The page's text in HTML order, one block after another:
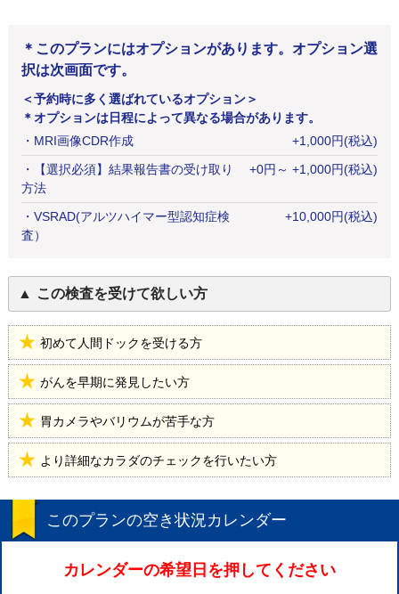
＊このプランにはオプションがあります。オプション選
択は次画面です。
＜予約時に多く選ばれているオプション＞
＊オプションは日程によって異なる場合があります。
・ MRI画像CDR作成 +1,000円(税込)
・
【選択必須】結果報告書の受け取り
方法
+0円 ～ +1,000円(税込)
・ VSRAD(アルツハイマー型認知症検
査）
+10,000円(税込)
この検査を受けて欲しい方
初めて人間ドックを受ける方
がんを早期に発見したい方
胃カメラやバリウムが苦手な方
より詳細なカラダのチェックを行いたい方
このプランの空き状況カレンダー
カレンダーの希望日を押してください